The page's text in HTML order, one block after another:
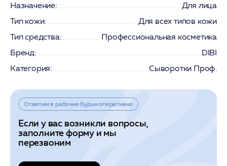
Назначение:
Для лица
Тип кожи:
Для всех типов кожи
Тип средства:
Профессиональная косметика
Бренд:
DIBI
Категория:
Сыворотки Проф.
Ответим в рабочие будни оперативно
Если у вас возникли вопросы,
заполните форму и мы
перезвоним